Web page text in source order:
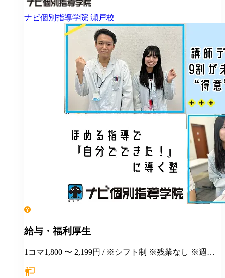
ナビ個別指導学院 瀬戸校
給与・福利厚生
1コマ1,800 〜 2,199円 / ※シフト制 ※残業なし ※週１
等にも別途お支払いします(規定あり) ＊有給休暇あり